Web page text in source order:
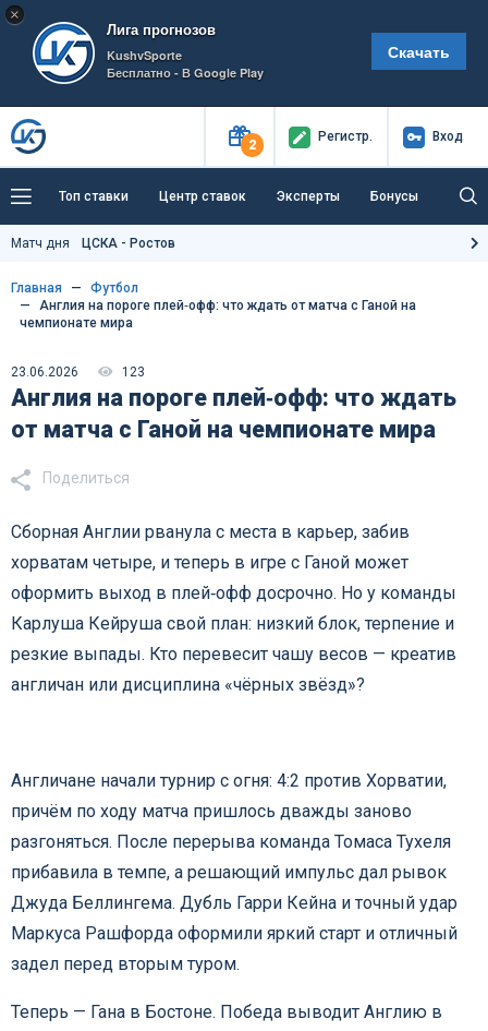
×
Лига прогнозов
KushvSporte
Бесплатно - В Google Play
Скачать
2
Регистр. Вход
Топ ставки Центр ставок Эксперты Бонусы
Тренды Букмекеры
Как тут заработать?
Матч дня ЦСКА - Ростов
Главная
Футбол
Англия на пороге плей‑офф: что ждать от матча с Ганой на
чемпионате мира
23.06.2026 123
Англия на пороге плей‑офф: что ждать
от матча с Ганой на чемпионате мира
Поделиться
Сборная Англии рванула с места в карьер, забив
хорватам четыре, и теперь в игре с Ганой может
оформить выход в плей‑офф досрочно. Но у команды
Карлуша Кейруша свой план: низкий блок, терпение и
резкие выпады. Кто перевесит чашу весов — креатив
англичан или дисциплина «чёрных звёзд»?
Англичане начали турнир с огня: 4:2 против Хорватии,
причём по ходу матча пришлось дважды заново
разгоняться. После перерыва команда Томаса Тухеля
прибавила в темпе, а решающий импульс дал рывок
Джуда Беллингема. Дубль Гарри Кейна и точный удар
Маркуса Рашфорда оформили яркий старт и отличный
задел перед вторым туром.
Теперь — Гана в Бостоне. Победа выводит Англию в